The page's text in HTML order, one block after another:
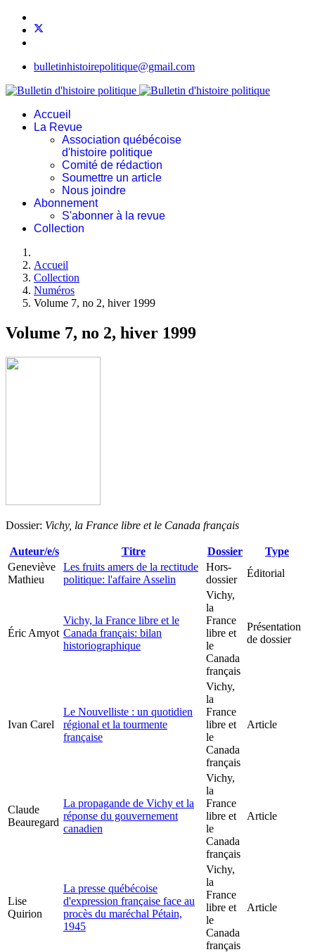
bulletinhistoirepolitique@gmail.com
Accueil
La Revue
Association québécoise
d'histoire politique
Comité de rédaction
Soumettre un article
Nous joindre
Abonnement
S'abonner à la revue
Collection
Accueil
Collection
Numéros
Volume 7, no 2, hiver 1999
Volume 7, no 2, hiver 1999
Dossier: Vichy, la France libre et le Canada français
Auteur/e/s Titre Dossier
Type
Geneviève
Mathieu
Les fruits amers de la rectitude
politique: l'affaire Asselin
Hors-
dossier
Éditorial
Éric Amyot
Vichy, la France libre et le
Canada français: bilan
historiographique
Vichy,
la
France
libre et
le
Canada
français
Présentation
de dossier
Ivan Carel
Le Nouvelliste : un quotidien
régional et la tourmente
française
Vichy,
la
France
libre et
le
Canada
français
Article
Claude
Beauregard
La propagande de Vichy et la
réponse du gouvernement
canadien
Vichy,
la
France
libre et
le
Canada
français
Article
Lise
Quirion
La presse québécoise
d'expression française face au
procès du maréchal Pétain,
1945
Vichy,
la
France
libre et
le
Canada
français
Article